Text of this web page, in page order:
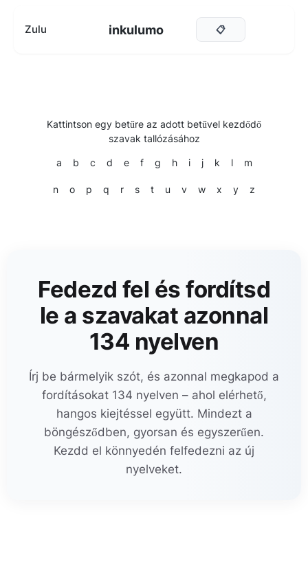
Zulu inkulumo 📋
Kattintson egy betűre az adott betűvel kezdődő
szavak tallózásához
a b c d e f g h i j k l m
n o p q r s t u v w x y z
Fedezd fel és fordítsd
le a szavakat azonnal
134 nyelven
Írj be bármelyik szót, és azonnal megkapod a
fordításokat 134 nyelven – ahol elérhető,
hangos kiejtéssel együtt. Mindezt a
böngésződben, gyorsan és egyszerűen.
Kezdd el könnyedén felfedezni az új
nyelveket.